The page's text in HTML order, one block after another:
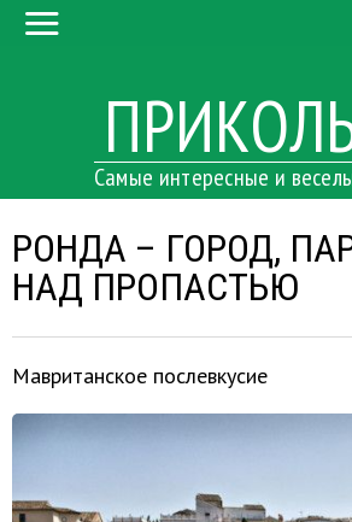
Самые интересные и
РОНДА – ГОРОД,
НАД ПРОПАСТЬЮ
Мавританское послевкусие